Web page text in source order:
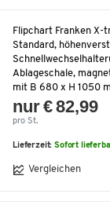
Flipchart Franken X-
Standard,
Ablageschale,
mit B 680 x H 1050
nur € 82,99
pro St.
Lieferzeit:Sofort
Vergleichen